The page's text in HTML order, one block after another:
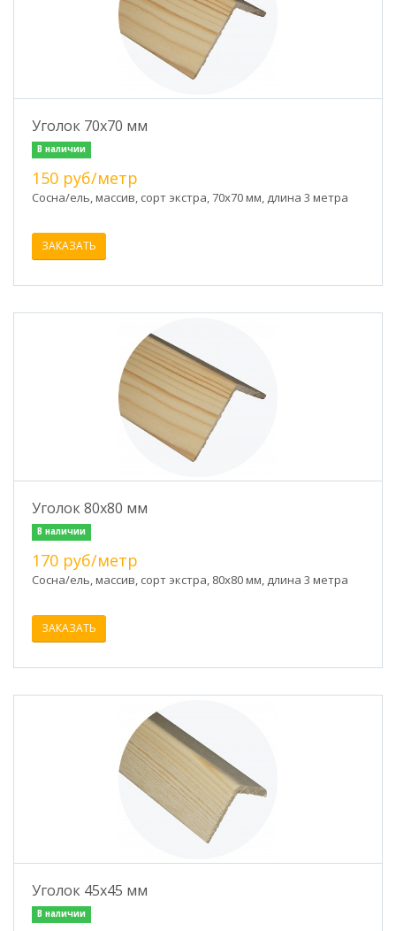
Уголок 70х70 мм
В наличии
150 руб/метр
Сосна/ель, массив, сорт экстра, 70х70 мм, длина 3 метра
ЗАКАЗАТЬ
Уголок 80х80 мм
В наличии
170 руб/метр
Сосна/ель, массив, сорт экстра, 80х80 мм, длина 3 метра
ЗАКАЗАТЬ
Уголок 45х45 мм
В наличии